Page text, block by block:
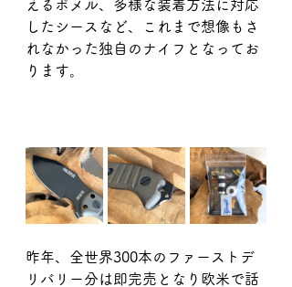
えるポメル、多様な装着方法に対応
したシースなど、これまで想像もさ
れなかった独自のナイフとなってお
ります。
昨年、全世界300本のファーストデ
リバリー分は即完売となり欧米で話